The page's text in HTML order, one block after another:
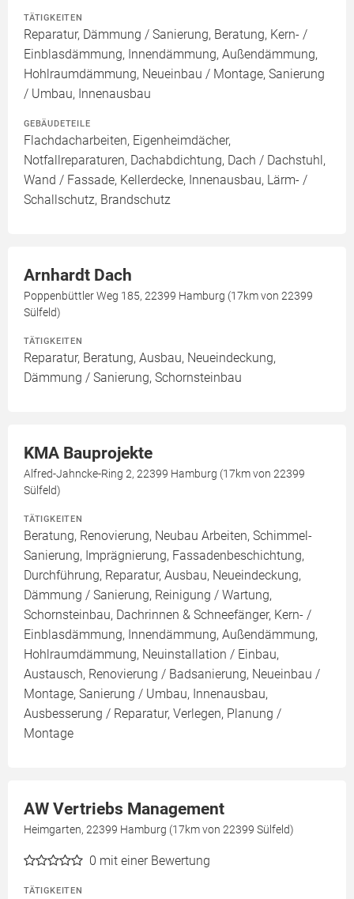
TÄTIGKEITEN
Reparatur, Dämmung / Sanierung, Beratung, Kern- /
Einblasdämmung, Innendämmung, Außendämmung,
Hohlraumdämmung, Neueinbau / Montage, Sanierung
/ Umbau, Innenausbau
GEBÄUDETEILE
Flachdacharbeiten, Eigenheimdächer,
Notfallreparaturen, Dachabdichtung, Dach / Dachstuhl,
Wand / Fassade, Kellerdecke, Innenausbau, Lärm- /
Schallschutz, Brandschutz
Arnhardt Dach
Poppenbüttler Weg 185, 22399 Hamburg (17km von 22399
Sülfeld)
TÄTIGKEITEN
Reparatur, Beratung, Ausbau, Neueindeckung,
Dämmung / Sanierung, Schornsteinbau
KMA Bauprojekte
Alfred-Jahncke-Ring 2, 22399 Hamburg (17km von 22399
Sülfeld)
TÄTIGKEITEN
Beratung, Renovierung, Neubau Arbeiten, Schimmel-
Sanierung, Imprägnierung, Fassadenbeschichtung,
Durchführung, Reparatur, Ausbau, Neueindeckung,
Dämmung / Sanierung, Reinigung / Wartung,
Schornsteinbau, Dachrinnen & Schneefänger, Kern- /
Einblasdämmung, Innendämmung, Außendämmung,
Hohlraumdämmung, Neuinstallation / Einbau,
Austausch, Renovierung / Badsanierung, Neueinbau /
Montage, Sanierung / Umbau, Innenausbau,
Ausbesserung / Reparatur, Verlegen, Planung /
Montage
AW Vertriebs Management
Heimgarten, 22399 Hamburg (17km von 22399 Sülfeld)
0 mit einer Bewertung
TÄTIGKEITEN